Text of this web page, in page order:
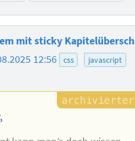
mit sticky
12:56 css javascript